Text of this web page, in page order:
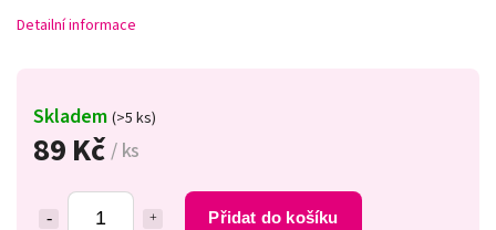
89 Kč/ ks
Přidat do košíku
Skladem (>5 ks)
Detailní informace